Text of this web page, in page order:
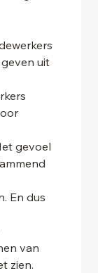
uit
gevoel
En dus
van
zien.